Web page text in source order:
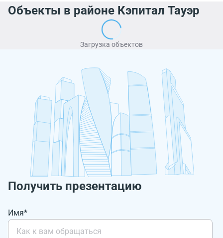
Объекты в районе Кэпитал Тауэр
Загрузка объектов
Получить презентацию
Имя*